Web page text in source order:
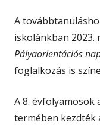
A
iskolánkban
Pályaorientációs
foglalkozás is
A 8. évfolyamosok
termében kezdték